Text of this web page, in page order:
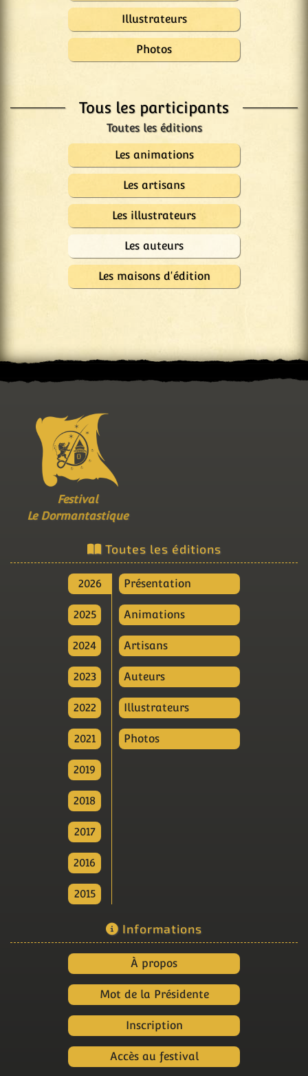
Illustrateurs
Photos
Tous les participants
Les animations
Les artisans
Les illustrateurs
Les auteurs
Les maisons d'édition
Festival
Le Dormantastique
Toutes les éditions
2026
2025
2024
2023
2022
2021
2019
2018
2017
2016
2015
Présentation
Animations
Artisans
Auteurs
Illustrateurs
Photos
Informations
À propos
Mot de la Présidente
Inscription
Accès au festival